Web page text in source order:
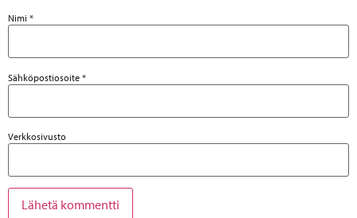
Nimi *
Sähköpostiosoite *
Verkkosivusto